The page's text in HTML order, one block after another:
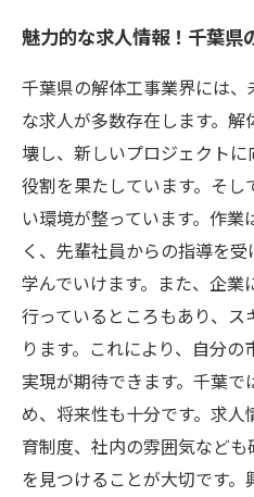
魅力的な求人情報！千葉県
千葉県の解体工事業界には
な求人が多数存在します。
壊し、新しいプロジェクト
役割を果たしています。そ
い環境が整っています。作
く、先輩社員からの指導を
学んでいけます。また、企業
行っているところもあり、
ります。これにより、自分
実現が期待できます。千葉
め、将来性も十分です。求
育制度、社内の雰囲気など
を見つけることが大切です